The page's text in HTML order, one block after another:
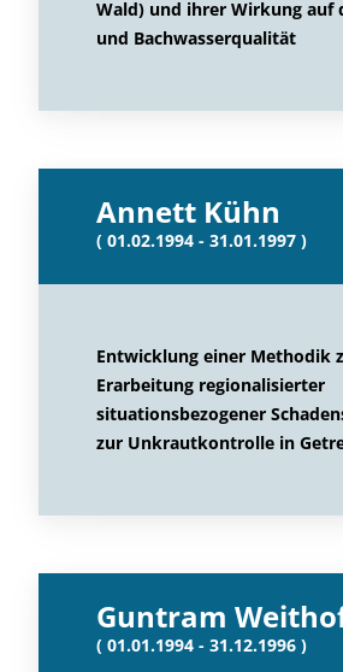
Wald) und ihrer Wirkung auf
und Bachwasserqualität
Annett Kühn
( 01.02.1994 - 31.01.1997 )
Entwicklung einer Methodik
Erarbeitung regionalisierter
situationsbezogener
zur Unkrautkontrolle in
Guntram
( 01.01.1994 - 31.12.1996 )